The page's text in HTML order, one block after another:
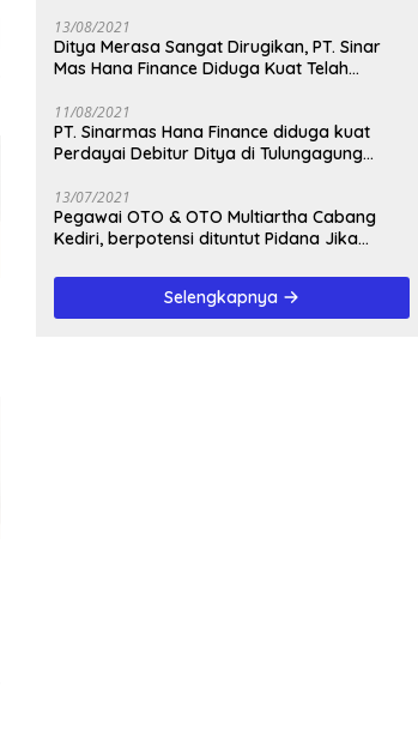
13/08/2021
Ditya Merasa Sangat Dirugikan, PT. Sinar
Mas Hana Finance Diduga Kuat Telah
11/08/2021
PT. Sinarmas Hana Finance diduga kuat
Perdayai Debitur Ditya di Tulungagung
13/07/2021
Pegawai OTO & OTO Multiartha Cabang
Kediri, berpotensi dituntut Pidana Jika
Selengkapnya